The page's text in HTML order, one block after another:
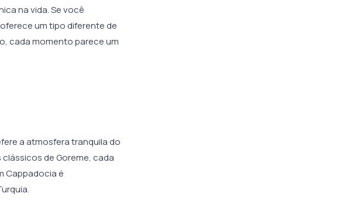
na vida. Se você
um tipo diferente de
cada momento parece um
a atmosfera tranquila do
de Goreme, cada
Cappadocia é